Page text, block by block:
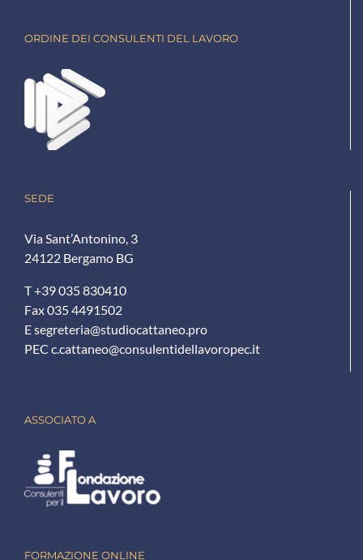
ORDINE DEI CONSULENTI DEL LAVORO
SEDE
Via Sant’Antonino, 3
24122 Bergamo BG
T +39 035 830410
Fax 035 4491502
Esegreteria@studiocattaneo.pro
PEC c.cattaneo@consulentidellavoropec.it
ASSOCIATO A
FORMAZIONE ONLINE